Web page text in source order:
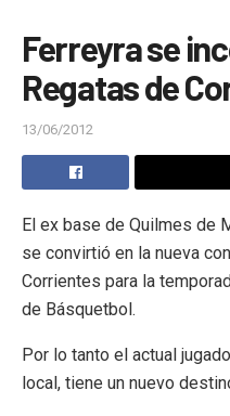
Ferreyra se
Regatas de
13/06/2012
El ex base de Quilmes de
se convirtió en la nueva
Corrientes para la
de Básquetbol.
Por lo tanto el actual
local, tiene un nuevo